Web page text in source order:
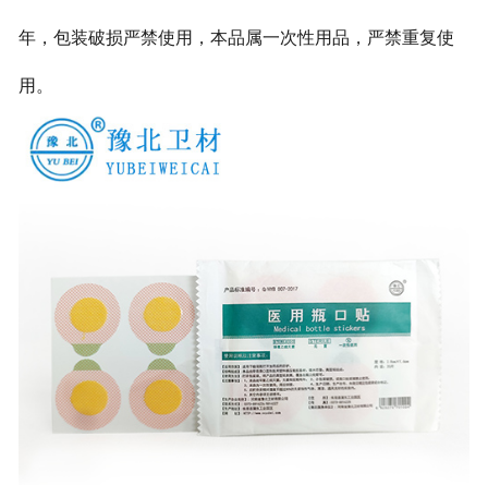
年，包装破损严禁使用，本品属一次性用品，严禁重复使
用。